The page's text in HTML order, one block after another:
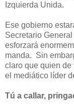
Izquierda Unida.
Ese gobierno
Secretario
esforzará
manda. Sin
claro que quien de
el mediático líder
Tú a callar,